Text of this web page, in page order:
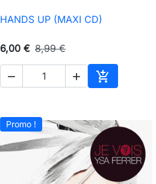
 Aperçu rapide
HANDS UP (MAXI CD)
6,00 € 8,99 €
  
Ajouter au
Promo !